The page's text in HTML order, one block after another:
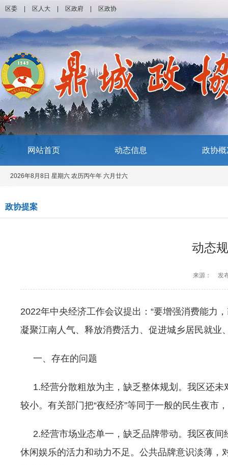
区委 区人大 区政府 区政协
网站首页 动态信息 政协概
2026年8月8日 星期六 农历丙午年 六月廿六
政协提案
动态
来源： 发
2022年中央经济工作会议提出：“要增强消费能力
凝聚江南人气、释放消费活力、促进城乡居民就业
一、存在的问题
1.经营分散粗放为主，缺乏整体规划。我区还未
较小。有关部门把“夜经济”等同于一般的民生夜市
2.经营市场业态单一，缺乏品牌带动。我区夜间
休闲娱乐的活力和动力不足。公共品牌意识淡薄，